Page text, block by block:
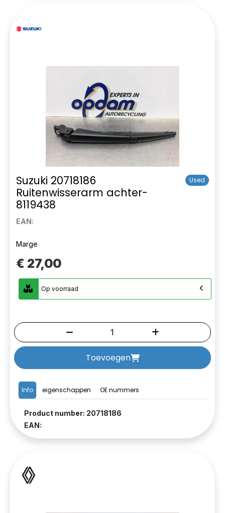
Suzuki 20718186
Ruitenwisserarm achter-
8119438
Used
EAN:
Info eigenschappen OE nummers
Product number: 20718186
EAN:
Marge
€ 27,00
Op voorraad
Toevoegen